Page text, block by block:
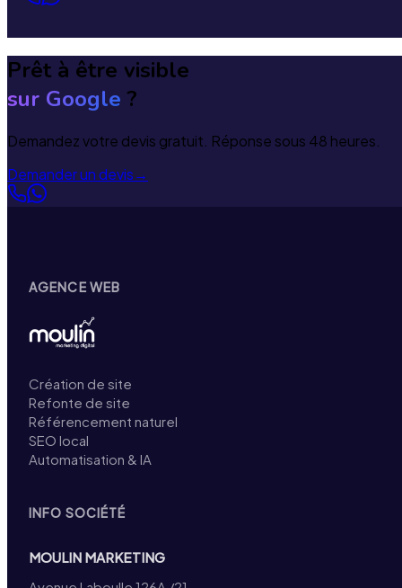
Prêt à être visible
sur Google ?
Demandez votre devis gratuit. Réponse sous 48 heures.
Demander un devis→
AGENCE WEB
Création de site
Refonte de site
Référencement naturel
SEO local
Automatisation & IA
INFO SOCIÉTÉ
MOULIN MARKETING